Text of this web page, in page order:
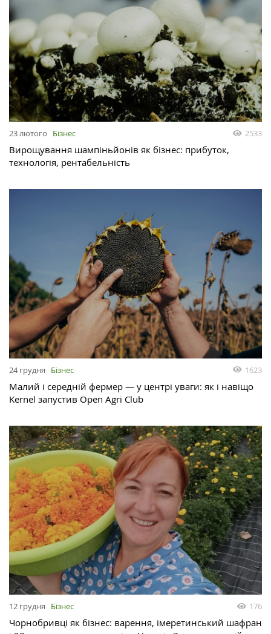
23 лютого Бізнес 2533
Вирощування шампіньйонів як бізнес: прибуток,
технологія, рентабельність
24 грудня Бізнес 1623
Малий і середній фермер — у центрі уваги: як і навіщо
Kernel запустив Open Agri Club
12 грудня Бізнес 176
Чорнобривці як бізнес: варення, імеретинський шафран